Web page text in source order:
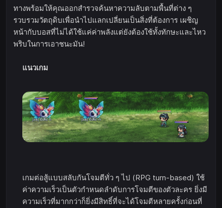
ทางพร้อมให้คุณออกสำรวจค้นหาความลับตามพื้นที่ต่าง ๆ
รวบรวมวัตถุดิบเพื่อนำไปแลกเปลี่ยนเป็นสิ่งที่ต้องการ เผชิญ
หน้ากับบอสที่ไม่ได้ใช้แค่ค่าพลังแต่ยังต้องใช้ทั้งทักษะและไหว
พริบในการเอาชนะมัน!
แนวเกม
เกมต่อสู้แบบสลับกันโจมตีทั่ว ๆ ไป (RPG turn-based) ใช้
ค่าความเร็วเป็นตัวกำหนดลำดับการโจมตีของตัวละคร ยิ่งมี
ความเร็วที่มากกว่าก็ยิ่งมีสิทธิ์ที่จะได้โจมตีหลายครั้งก่อนที่